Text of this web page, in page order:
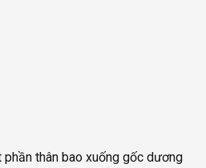
thân bao xuống gốc dương